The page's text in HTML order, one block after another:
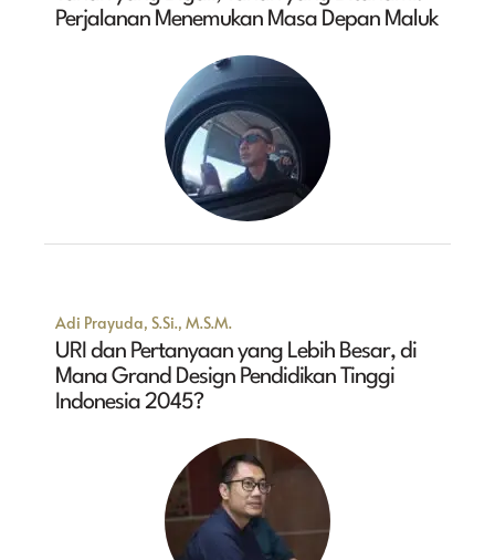
Perjalanan Menemukan Masa Depan Maluk
Adi Prayuda, S.Si., M.S.M.
URI dan Pertanyaan yang Lebih Besar, di
Mana Grand Design Pendidikan Tinggi
Indonesia 2045?